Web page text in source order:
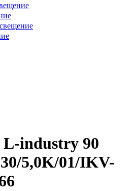
industry 90
5,0K/01/IKV-